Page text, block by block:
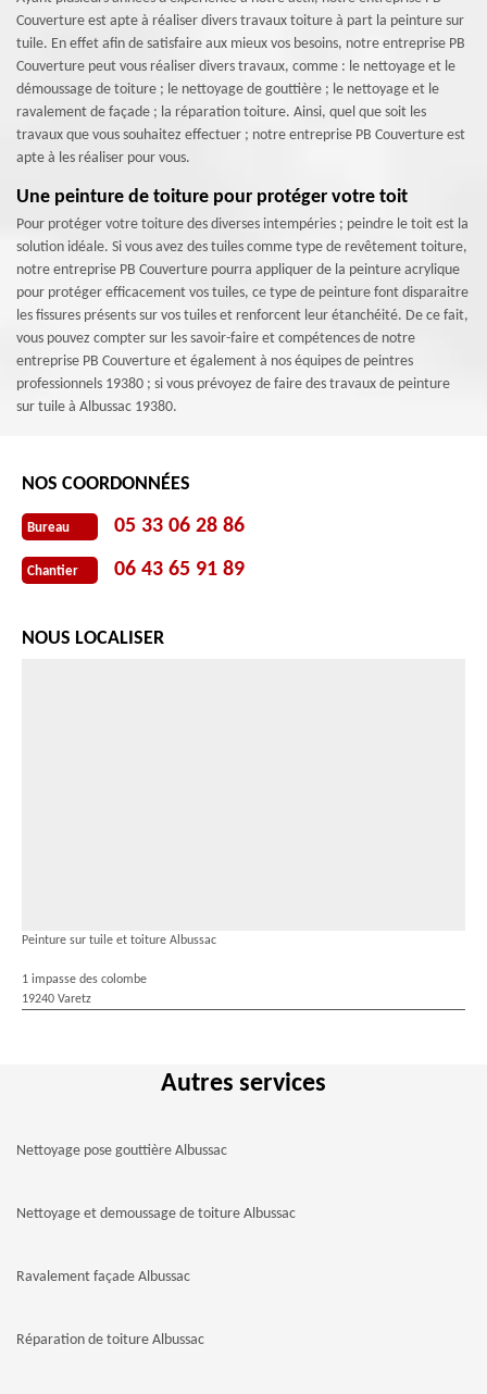
Couverture est apte à réaliser divers travaux toiture à part la peinture sur
tuile. En effet afin de satisfaire aux mieux vos besoins, notre entreprise PB
Couverture peut vous réaliser divers travaux, comme : le nettoyage et le
démoussage de toiture ; le nettoyage de gouttière ; le nettoyage et le
ravalement de façade ; la réparation toiture. Ainsi, quel que soit les
travaux que vous souhaitez effectuer ; notre entreprise PB Couverture est
apte à les réaliser pour vous.
Une peinture de toiture pour protéger votre toit
Pour protéger votre toiture des diverses intempéries ; peindre le toit est la
solution idéale. Si vous avez des tuiles comme type de revêtement toiture,
notre entreprise PB Couverture pourra appliquer de la peinture acrylique
pour protéger efficacement vos tuiles, ce type de peinture font disparaitre
les fissures présents sur vos tuiles et renforcent leur étanchéité. De ce fait,
vous pouvez compter sur les savoir-faire et compétences de notre
entreprise PB Couverture et également à nos équipes de peintres
professionnels 19380 ; si vous prévoyez de faire des travaux de peinture
sur tuile à Albussac 19380.
NOS COORDONNÉES
Bureau 05 33 06 28 86
Chantier 06 43 65 91 89
NOUS LOCALISER
Peinture sur tuile et toiture Albussac
1 impasse des colombe
19240 Varetz
Autres services
Nettoyage pose gouttière Albussac
Nettoyage et demoussage de toiture Albussac
Ravalement façade Albussac
Réparation de toiture Albussac